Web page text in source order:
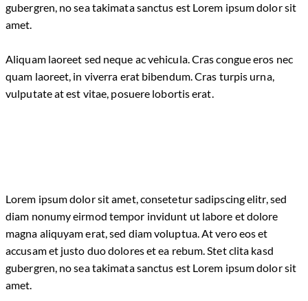
gubergren, no sea takimata sanctus est Lorem ipsum dolor sit
amet.
Aliquam laoreet sed neque ac vehicula. Cras congue eros nec
quam laoreet, in viverra erat bibendum. Cras turpis urna,
vulputate at est vitae, posuere lobortis erat.
Lorem ipsum dolor sit amet, consetetur sadipscing elitr, sed
diam nonumy eirmod tempor invidunt ut labore et dolore
magna aliquyam erat, sed diam voluptua. At vero eos et
accusam et justo duo dolores et ea rebum. Stet clita kasd
gubergren, no sea takimata sanctus est Lorem ipsum dolor sit
amet.